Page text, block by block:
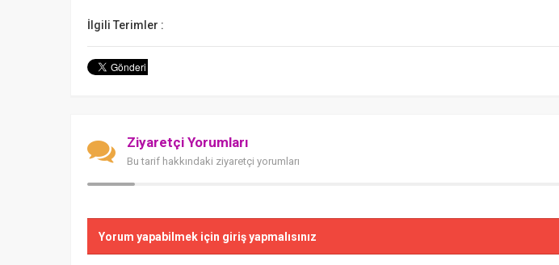
İlgili Terimler :
Ziyaretçi Yorumları
Bu tarif hakkındaki ziyaretçi yorumları
Yorum yapabilmek için giriş yapmalısınız